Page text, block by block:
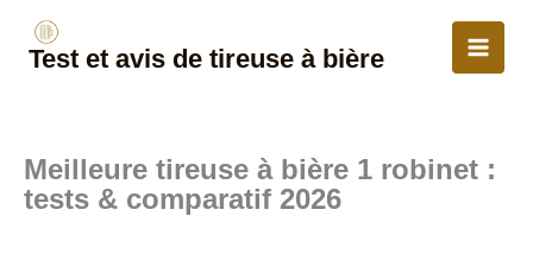
contenu
Test et avis de tireuse à bière
Meilleure tireuse à bière 1 robinet :
tests & comparatif 2026